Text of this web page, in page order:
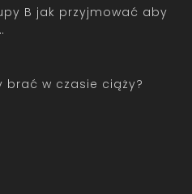
B jak przyjmować aby
brać w czasie ciąży?